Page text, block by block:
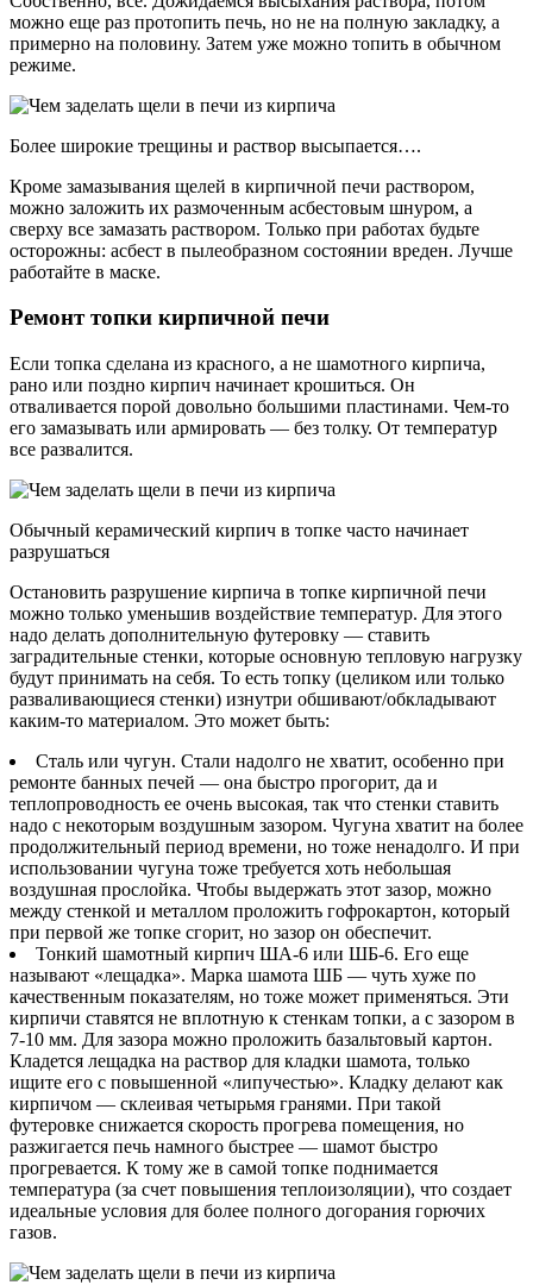
можно еще раз протопить печь, но не на полную закладку, а
примерно на половину. Затем уже можно топить в обычном
режиме.
Более широкие трещины и раствор высыпается….
Кроме замазывания щелей в кирпичной печи раствором,
можно заложить их размоченным асбестовым шнуром, а
сверху все замазать раствором. Только при работах будьте
осторожны: асбест в пылеобразном состоянии вреден. Лучше
работайте в маске.
Ремонт топки кирпичной печи
Если топка сделана из красного, а не шамотного кирпича,
рано или поздно кирпич начинает крошиться. Он
отваливается порой довольно большими пластинами. Чем-то
его замазывать или армировать — без толку. От температур
все развалится.
Обычный керамический кирпич в топке часто начинает
разрушаться
Остановить разрушение кирпича в топке кирпичной печи
можно только уменьшив воздействие температур. Для этого
надо делать дополнительную футеровку — ставить
заградительные стенки, которые основную тепловую нагрузку
будут принимать на себя. То есть топку (целиком или только
разваливающиеся стенки) изнутри обшивают/обкладывают
каким-то материалом. Это может быть:
Сталь или чугун. Стали надолго не хватит, особенно при
ремонте банных печей — она быстро прогорит, да и
теплопроводность ее очень высокая, так что стенки ставить
надо с некоторым воздушным зазором. Чугуна хватит на более
продолжительный период времени, но тоже ненадолго. И при
использовании чугуна тоже требуется хоть небольшая
воздушная прослойка. Чтобы выдержать этот зазор, можно
между стенкой и металлом проложить гофрокартон, который
при первой же топке сгорит, но зазор он обеспечит.
Тонкий шамотный кирпич ША-6 или ШБ-6. Его еще
называют «лещадка». Марка шамота ШБ — чуть хуже по
качественным показателям, но тоже может применяться. Эти
кирпичи ставятся не вплотную к стенкам топки, а с зазором в
7-10 мм. Для зазора можно проложить базальтовый картон.
Кладется лещадка на раствор для кладки шамота, только
ищите его с повышенной «липучестью». Кладку делают как
кирпичом — склеивая четырьмя гранями. При такой
футеровке снижается скорость прогрева помещения, но
разжигается печь намного быстрее — шамот быстро
прогревается. К тому же в самой топке поднимается
температура (за счет повышения теплоизоляции), что создает
идеальные условия для более полного догорания горючих
газов.